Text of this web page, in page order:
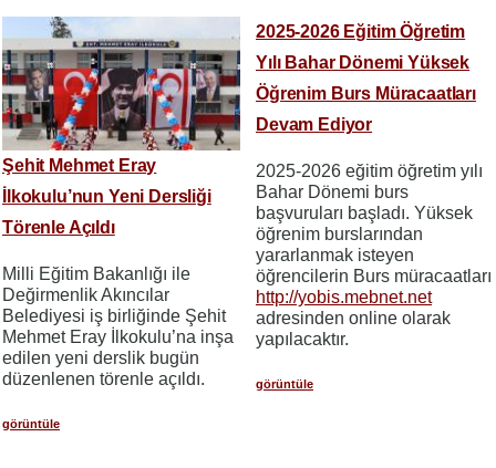
Şehit Mehmet Eray
İlkokulu’nun Yeni Dersliği
Törenle Açıldı
Milli Eğitim Bakanlığı ile
Değirmenlik Akıncılar
Belediyesi iş birliğinde Şehit
Mehmet Eray İlkokulu’na inşa
edilen yeni derslik bugün
düzenlenen törenle açıldı.
görüntüle
2025-2026 Eğitim Öğretim
Yılı Bahar Dönemi Yüksek
Öğrenim Burs Müracaatları
Devam Ediyor
2025-2026 eğitim öğretim yılı
Bahar Dönemi burs
başvuruları başladı. Yüksek
öğrenim burslarından
yararlanmak isteyen
öğrencilerin Burs müracaatları
http://yobis.mebnet.net
adresinden online olarak
yapılacaktır.
görüntüle